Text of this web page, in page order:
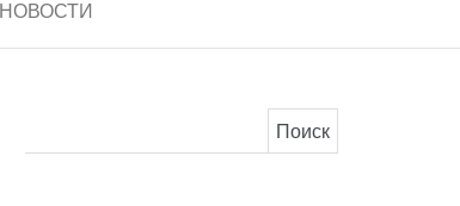
НОВОСТИ